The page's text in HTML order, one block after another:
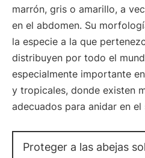
marrón, gris o amarillo, a
en el abdomen. Su
la especie a la que
distribuyen por todo el
especialmente importante
y tropicales, donde existen
adecuados para anidar en el
Proteger a las abejas